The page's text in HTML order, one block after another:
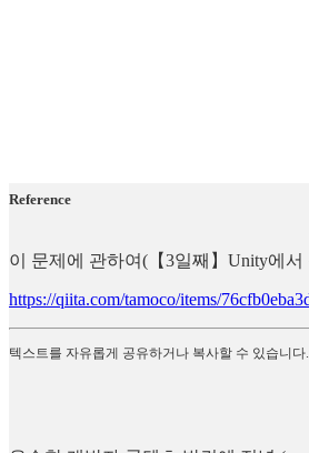
Reference
이 문제에 관하여(【3일째】Unity에
https://qiita.com/tamoco/items/
텍스트를 자유롭게 공유하거나 복사할 수 있습니